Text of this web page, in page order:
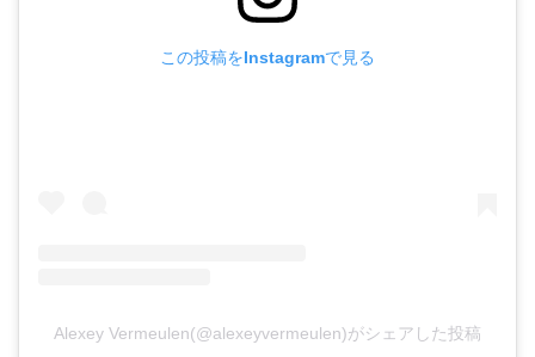
この投稿をInstagramで見る
Alexey Vermeulen(@alexeyvermeulen)がシェアした投稿